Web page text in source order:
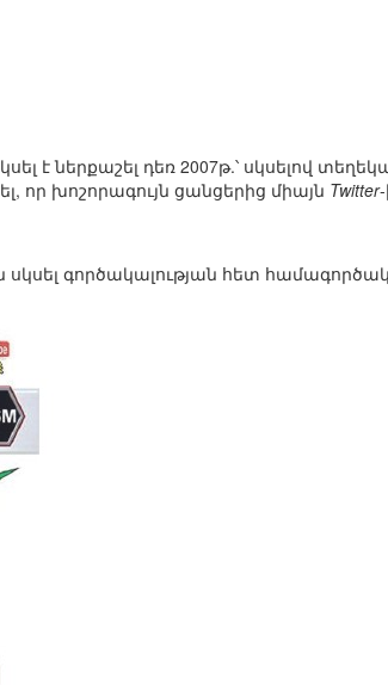
է ներքաշել դեռ 2007թ.՝ սկսելով
որ խոշորագույն ցանցերից միայն Twitter
սկսել գործակալության հետ